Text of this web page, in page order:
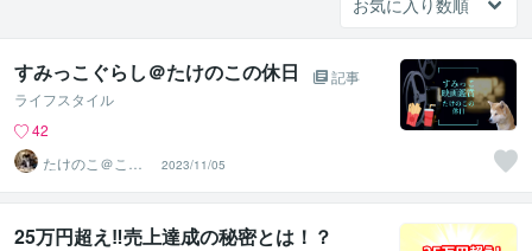
すみっこぐらし＠たけのこの休日
記事
ライフスタイル
42
たけのこ＠ここ
ろの地図屋
2023/11/05
25万円超え‼売上達成の秘密とは！？